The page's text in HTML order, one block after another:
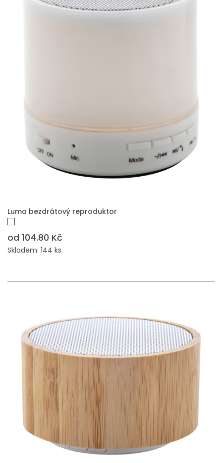
PŘIDAT DO POPTÁVKY
Luma bezdrátový reproduktor
od 104.80 Kč
Skladem: 144 ks.